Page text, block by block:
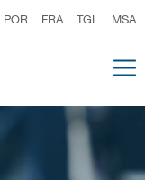
POR FRA TGL MSA